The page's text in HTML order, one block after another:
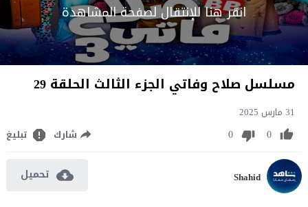
انقر هنا للإنتقال لصفحة المشاهدة
مسلسل صلاح وفاتي الجزء الثالث الحلقة 29
31 مارس 2025
0
0 شارك تبليغ
Shahid تحميل